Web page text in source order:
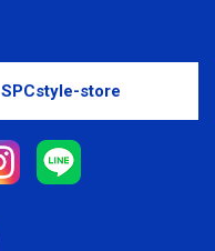
SPCstyle-store